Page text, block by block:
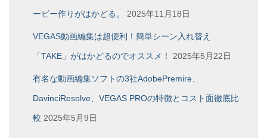
ービー作りがはかどる。 2025年11月18日
VEGAS動画編集は超便利！簡単シーン入れ替え
「TAKE」がはかどるのでオススメ！ 2025年5月22日
有名な動画編集ソフトの3社AdobePremire、
DavinciResolve、VEGAS PROの特徴とコスト面徹底比
較 2025年5月9日